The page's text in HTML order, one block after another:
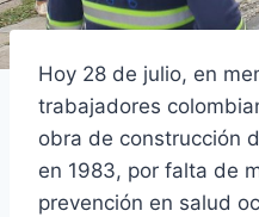
Hoy 28 de julio, en
trabajadores
obra de construcción
en 1983, por falta de
prevención en salud